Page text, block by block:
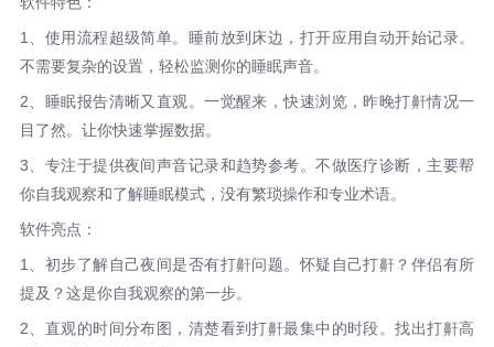
1、使用流程超级简单。睡前放到床边，打开应用自动开始记录。
不需要复杂的设置，轻松监测你的睡眠声音。
2、睡眠报告清晰又直观。一觉醒来，快速浏览，昨晚打鼾情况一
目了然。让你快速掌握数据。
3、专注于提供夜间声音记录和趋势参考。不做医疗诊断，主要帮
你自我观察和了解睡眠模式，没有繁琐操作和专业术语。
软件亮点：
1、初步了解自己夜间是否有打鼾问题。怀疑自己打鼾？伴侣有所
提及？这是你自我观察的第一步。
2、直观的时间分布图，清楚看到打鼾最集中的时段。找出打鼾高